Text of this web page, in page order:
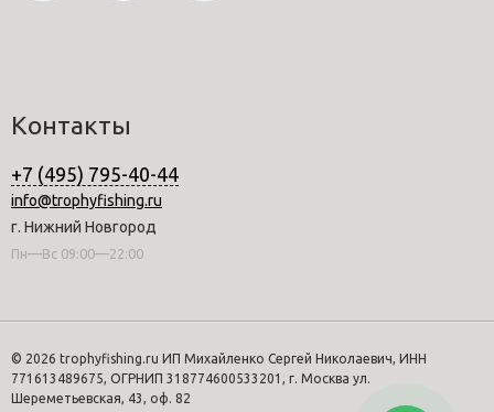
Контакты
+7 (495) 795-40-44
info@trophyfishing.ru
г. Нижний Новгород
Пн—Вс 09:00—22:00
© 2026 trophyfishing.ru ИП Михайленко Сергей Николаевич, ИНН
771613489675, ОГРНИП 318774600533201, г. Москва ул.
Шереметьевская, 43, оф. 82